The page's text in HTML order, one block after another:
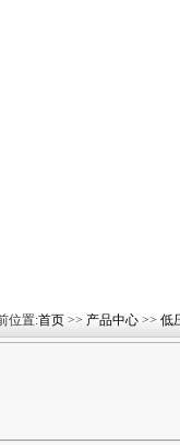
位置:首页 >> 产品中心 >> 低